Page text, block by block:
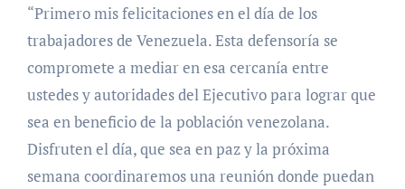
“Primero mis felicitaciones en el día de los
trabajadores de Venezuela. Esta defensoría se
compromete a mediar en esa cercanía entre
ustedes y autoridades del Ejecutivo para lograr que
sea en beneficio de la población venezolana.
Disfruten el día, que sea en paz y la próxima
semana coordinaremos una reunión donde puedan